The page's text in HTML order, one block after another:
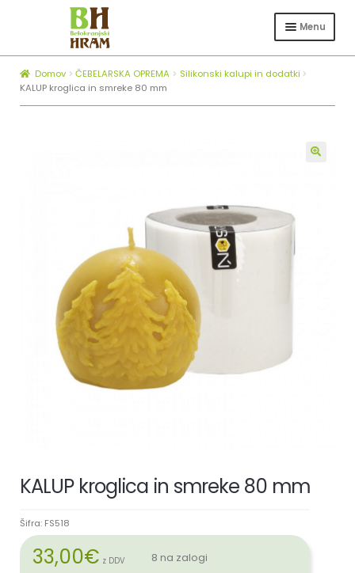
Menu
TRGOVINA
child
O NAS
ZAPOSLOVANJE
Domov ČEBELARSKA OPREMA
Silikonski kalupi in dodatki
KALUP kroglica in smreke 80 mm
KALUP kroglica in smreke 80 mm
Šifra: FS518
33,00€ z DDV 8 na zalogi